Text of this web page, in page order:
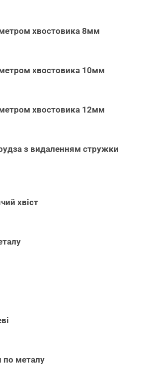
хвостовика 8мм
хвостовика 10мм
хвостовика 12мм
з видаленням стружки
хвіст
по металу